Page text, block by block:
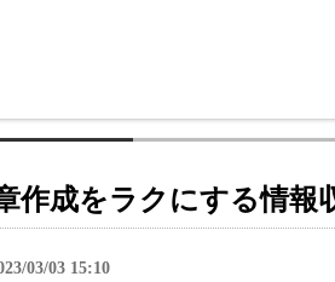
作成をラクにする情報
03/03 15:10